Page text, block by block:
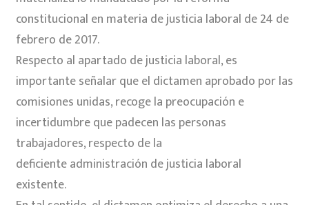
constitucional en materia de justicia laboral de 24 de
febrero de 2017.
Respecto al apartado de justicia laboral, es
importante señalar que el dictamen aprobado por las
comisiones unidas, recoge la preocupación e
incertidumbre que padecen las personas
trabajadores, respecto de la
deficiente administración de justicia laboral
existente.